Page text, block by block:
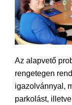
Az alapvető
rengetegen
igazolvánnyal,
parkolást,